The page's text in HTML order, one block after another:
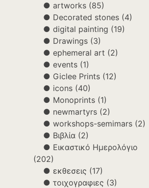
artworks (85)
Decorated stones (4)
digital painting (19)
Drawings (3)
ephemeral art (2)
events (1)
Giclee Prints (12)
icons (40)
Monoprints (1)
newmartyrs (2)
workshops-semimars (2)
Βιβλία (2)
Εικαστικό Ημερολόγιο
(202)
εκθεσεις (17)
τοιχογραφιες (3)